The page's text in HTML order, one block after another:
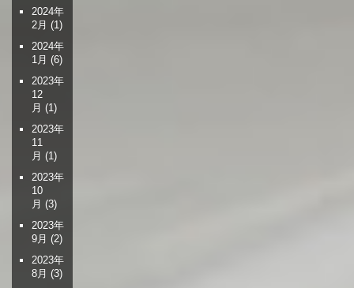
2024年
2月 (1)
2024年
1月 (6)
2023年
12
月 (1)
2023年
11
月 (1)
2023年
10
月 (3)
2023年
9月 (2)
2023年
8月 (3)